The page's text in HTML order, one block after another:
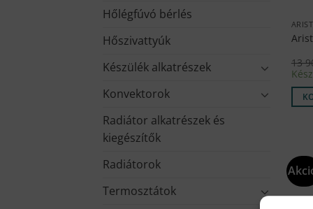
Hőlégfúvó bérlés
Hőszivattyúk
Készülék alkatrészek
Konvektorok
Radiátor alkatrészek és
kiegészítők
Radiátorok
Termosztátok
13